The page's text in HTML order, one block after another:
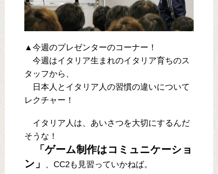
▲今週のプレゼンターのコーナー！
今週はイタリア生まれのイタリア育ちのス
タッフから、
日本人とイタリア人の習慣の違いについて
レクチャー！
イタリア人は、あいさつを大切にするんだ
そうな！
「ゲーム制作はコミュニケーショ
ン」
、CC2も見習っていかねば。